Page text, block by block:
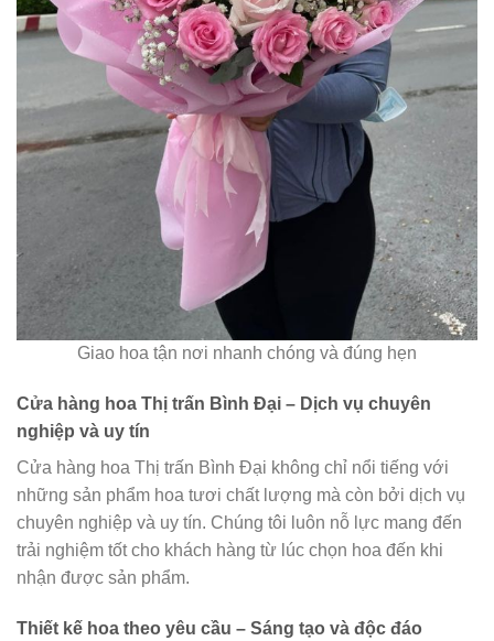
Giao hoa tận nơi nhanh chóng và đúng hẹn
Cửa hàng hoa Thị trấn Bình Đại – Dịch vụ chuyên
nghiệp và uy tín
Cửa hàng hoa Thị trấn Bình Đại không chỉ nổi tiếng với
những sản phẩm hoa tươi chất lượng mà còn bởi dịch vụ
chuyên nghiệp và uy tín. Chúng tôi luôn nỗ lực mang đến
trải nghiệm tốt cho khách hàng từ lúc chọn hoa đến khi
nhận được sản phẩm.
Thiết kế hoa theo yêu cầu – Sáng tạo và độc đáo